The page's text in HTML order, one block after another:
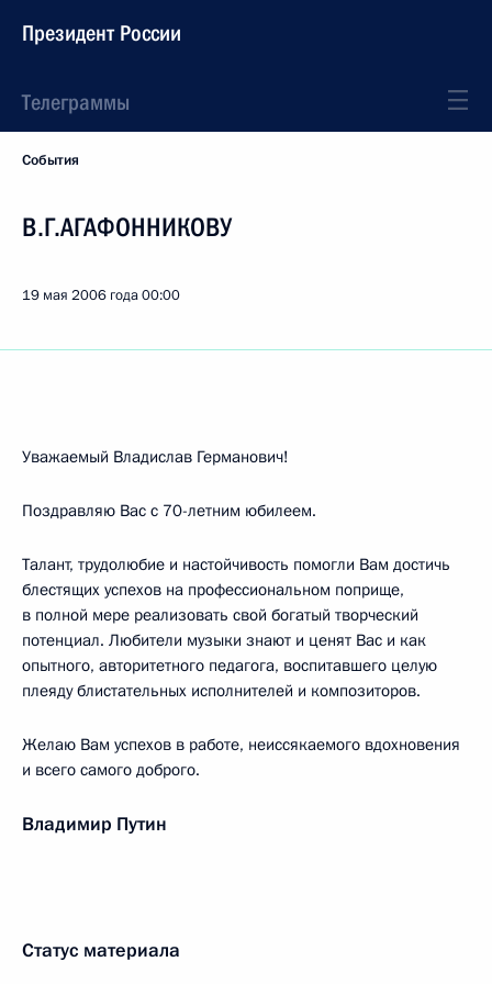
Президент России
Телеграммы
События
В.Г.АГАФОННИКОВУ
19 мая 2006 года00:00
Уважаемый Владислав Германович!
Поздравляю Вас с 70-летним юбилеем.
Талант, трудолюбие и настойчивость помогли Вам достичь
блестящих успехов на профессиональном поприще,
в полной мере реализовать свой богатый творческий
потенциал. Любители музыки знают и ценят Вас и как
опытного, авторитетного педагога, воспитавшего целую
плеяду блистательных исполнителей и композиторов.
Желаю Вам успехов в работе, неиссякаемого вдохновения
и всего самого доброго.
Владимир Путин
Статус материала